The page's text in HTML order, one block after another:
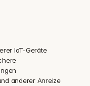
IoT-Geräte
anderer Anreize